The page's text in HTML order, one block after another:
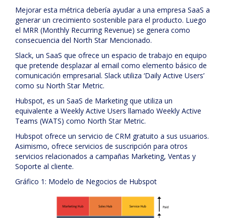
Mejorar esta métrica debería ayudar a una empresa SaaS a
generar un crecimiento sostenible para el producto. Luego
el MRR (Monthly Recurring Revenue) se genera como
consecuencia del North Star Mencionado.
Slack, un SaaS que ofrece un espacio de trabajo en equipo
que pretende desplazar al email como elemento básico de
comunicación empresarial. Slack utiliza ‘Daily Active Users’
como su North Star Metric.
Hubspot, es un SaaS de Marketing que utiliza un
equivalente a Weekly Active Users llamado Weekly Active
Teams (WATS) como North Star Metric.
Hubspot ofrece un servicio de CRM gratuito a sus usuarios.
Asimismo, ofrece servicios de suscripción para otros
servicios relacionados a campañas Marketing, Ventas y
Soporte al cliente.
Gráfico 1: Modelo de Negocios de Hubspot